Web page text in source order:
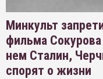
Минкульт
фильма
нем Сталин,
спорят о жизни